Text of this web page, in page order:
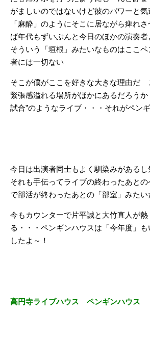
がましいのではないけど彼のパワーと
「麻酔」のようにそこに居ながら痺れ
ば年代もずいぶんと今日のほかの演奏者
そういう「垣根」みたいなものはここ
者には一切ない
そこが僕がここを好きな大きな理由だ
緊張感溢れる場所がほかにあるだろうか
試合”のようなライブ・・・それがペン
今日は出演者同士もよく馴染みがあるし
それも手伝ってライブの終わったあと
で部活が終わったあとの「部室」みたい
今もカウンターで片平誠と大竹直人が熱
る・・・ペンギンハウスは「今年度」
したよ～！
高円寺ライブハウス ペンギンハウス